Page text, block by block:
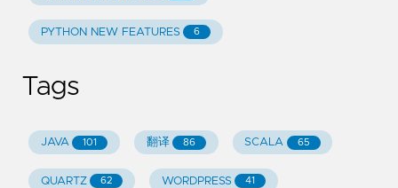
PYTHON NEW FEATURES 6
Tags
JAVA 101 翻译 86 SCALA 65
QUARTZ 62 WORDPRESS 41